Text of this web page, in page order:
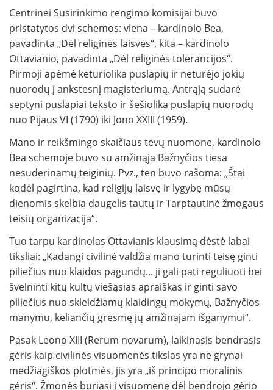
Centrinei Susirinkimo rengimo komisijai buvo
pristatytos dvi schemos: viena – kardinolo Bea,
pavadinta „Dėl religinės laisvės“, kita – kardinolo
Ottavianio, pavadinta „Dėl religinės tolerancijos“.
Pirmoji apėmė keturiolika puslapių ir neturėjo jokių
nuorodų į ankstesnį magisteriumą. Antrąją sudarė
septyni puslapiai teksto ir šešiolika puslapių nuorodų
nuo Pijaus VI (1790) iki Jono XXIII (1959).
Mano ir reikšmingo skaičiaus tėvų nuomone, kardinolo
Bea schemoje buvo su amžinąja Bažnyčios tiesa
nesuderinamų teiginių. Pvz., ten buvo rašoma: „Štai
kodėl pagirtina, kad religijų laisvę ir lygybę mūsų
dienomis skelbia daugelis tautų ir Tarptautinė žmogaus
teisių organizacija“.
Tuo tarpu kardinolas Ottavianis klausimą dėstė labai
tiksliai: „Kadangi civilinė valdžia mano turinti teisę ginti
piliečius nuo klaidos pagundų... ji gali pati reguliuoti bei
švelninti kitų kultų viešąsias apraiškas ir ginti savo
piliečius nuo skleidžiamų klaidingų mokymų, Bažnyčios
manymu, keliančių grėsmę jų amžinajam išganymui“.
Pasak Leono XIII (Rerum novarum), laikinasis bendrasis
gėris kaip civilinės visuomenės tikslas yra ne grynai
medžiagiškos plotmės, jis yra „iš principo moralinis
gėris“. Žmonės buriasi į visuomenę dėl bendrojo gėrio